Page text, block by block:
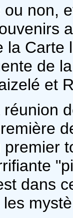
non,
la
de
et
dans